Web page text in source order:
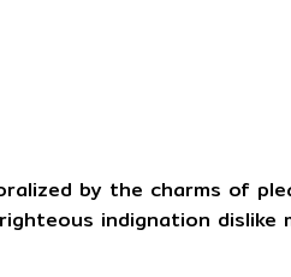
by the charms of
indignation dislike